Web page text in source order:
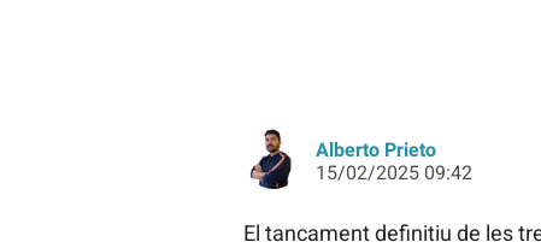
Alberto Prieto
15/02/2025 09:42
El tancament definitiu de les